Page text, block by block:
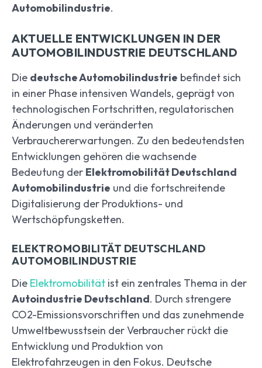
Automobilindustrie.
AKTUELLE ENTWICKLUNGEN IN DER
AUTOMOBILINDUSTRIE DEUTSCHLAND
Die deutsche Automobilindustrie befindet sich
in einer Phase intensiven Wandels, geprägt von
technologischen Fortschritten, regulatorischen
Änderungen und veränderten
Verbrauchererwartungen. Zu den bedeutendsten
Entwicklungen gehören die wachsende
Bedeutung der Elektromobilität Deutschland
Automobilindustrie und die fortschreitende
Digitalisierung der Produktions- und
Wertschöpfungsketten.
ELEKTROMOBILITÄT DEUTSCHLAND
AUTOMOBILINDUSTRIE
Die Elektromobilität ist ein zentrales Thema in der
Autoindustrie Deutschland. Durch strengere
CO2-Emissionsvorschriften und das zunehmende
Umweltbewusstsein der Verbraucher rückt die
Entwicklung und Produktion von
Elektrofahrzeugen in den Fokus. Deutsche